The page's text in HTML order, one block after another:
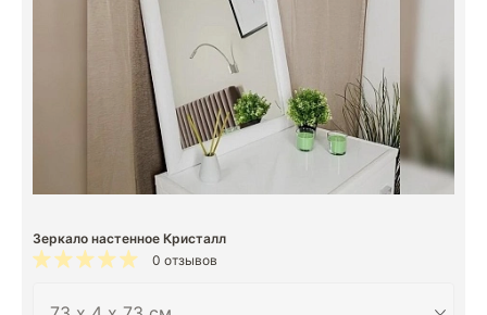
Зеркало настенное Кристалл
0 отзывов